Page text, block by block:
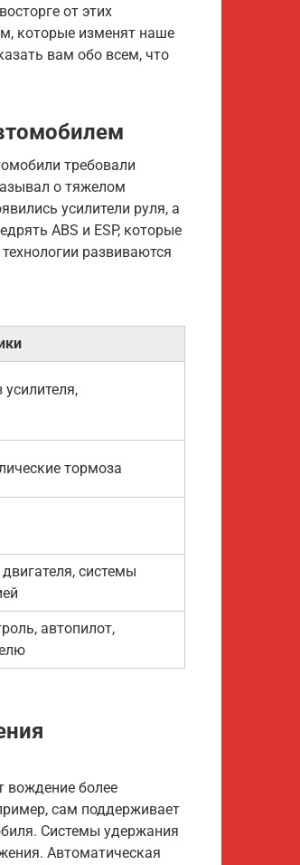
от этих
которые изменят наше
вам обо всем, что
требовали
о тяжелом
усилители руля, а
ABS и ESP, которые
развиваются
усилителя,
тормоза
системы
автопилот,
вождение более
сам поддерживает
Системы удержания
Автоматическая